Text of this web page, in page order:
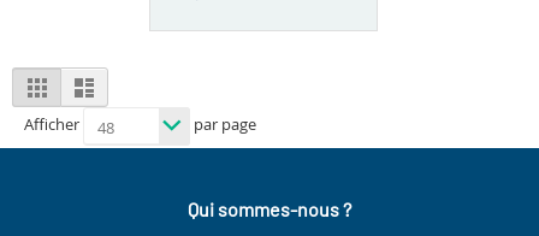
View
as
Grid List
Afficher par page
Qui sommes-nous ?